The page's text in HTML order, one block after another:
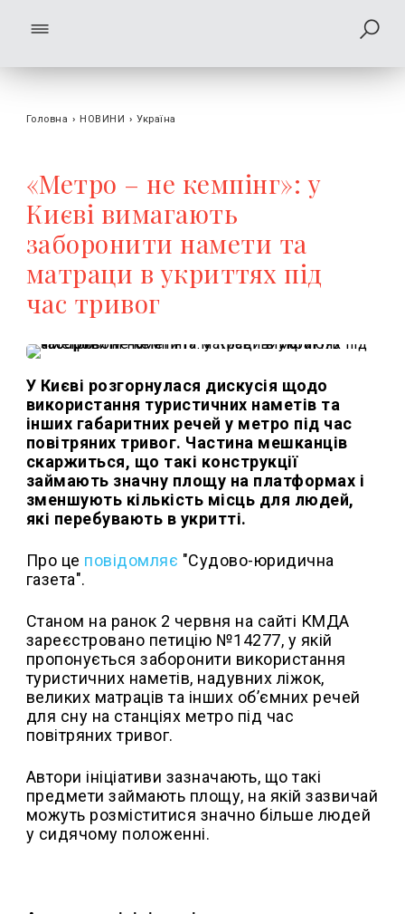
Головна › НОВИНИ › Україна
«Метро – не кемпінг»: у
Києві вимагають
заборонити намети та
матраци в укриттях під
час тривог
У Києві розгорнулася дискусія щодо
використання туристичних наметів та
інших габаритних речей у метро під час
повітряних тривог. Частина мешканців
скаржиться, що такі конструкції
займають значну площу на платформах і
зменшують кількість місць для людей,
які перебувають в укритті.
Про це повідомляє "Судово-юридична
газета".
Станом на ранок 2 червня на сайті КМДА
зареєстровано петицію №14277, у якій
пропонується заборонити використання
туристичних наметів, надувних ліжок,
великих матраців та інших об’ємних речей
для сну на станціях метро під час
повітряних тривог.
Автори ініціативи зазначають, що такі
предмети займають площу, на якій зазвичай
можуть розміститися значно більше людей
у сидячому положенні.